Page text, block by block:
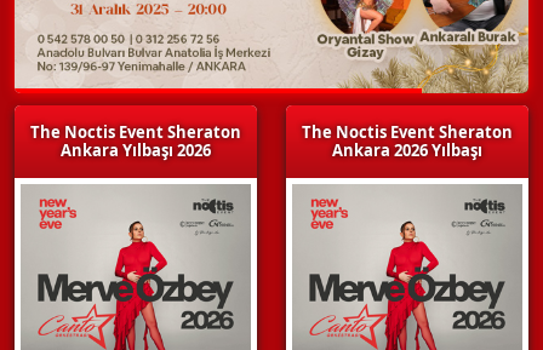
The Noctis Event Sheraton
Ankara Yılbaşı 2026
The Noctis Event Sheraton
Ankara 2026 Yılbaşı